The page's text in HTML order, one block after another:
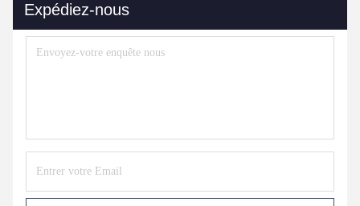
Expédiez-nous